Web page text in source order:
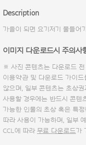
Description
가을이 되면 요기저기 물들어
이미지 다운로드시 주의사
※ 사진 콘텐츠는 다운로드 전
이용약관 및 다운로드 가이드
않으며, 일부 콘텐츠는 초상
사용할 경우에는 반드시 콘
가능한 인물의 초상 혹은 특
따라 사용이 가능하며, 일부
CCL에 따라 무료 다운로드가